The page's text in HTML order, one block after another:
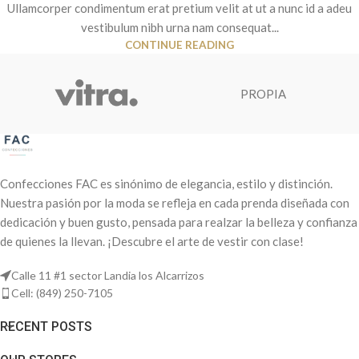
Ullamcorper condimentum erat pretium velit at ut a nunc id a adeu
vestibulum nibh urna nam consequat...
CONTINUE READING
PROPIA
Confecciones FAC es sinónimo de elegancia, estilo y distinción.
Nuestra pasión por la moda se refleja en cada prenda diseñada con
dedicación y buen gusto, pensada para realzar la belleza y confianza
de quienes la llevan. ¡Descubre el arte de vestir con clase!
Calle 11 #1 sector Landia los Alcarrizos
Cell: (849) 250-7105
RECENT POSTS